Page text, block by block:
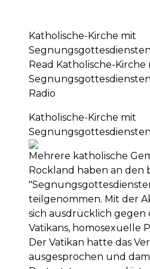
Katholische-Kirche mit
Segnungsgottesdiensten
Read Katholische-Kirche
Radio
Katholische-Kirche mit
Segnungsgottesdiensten
Mehrere katholische
Rockland haben an den
teilgenommen. Mit der
sich ausdrücklich gegen
Vatikans, homosexuelle
Der Vatikan hatte das
ausgesprochen und